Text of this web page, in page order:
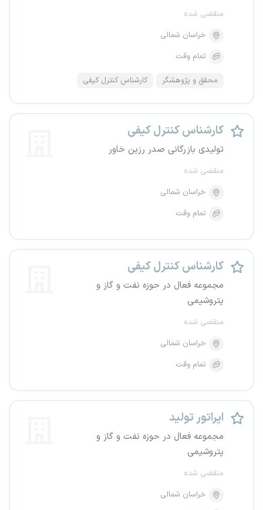
منقضی شده
خراسان شمالی
تمام وقت
محقق و پژوهشگر کارشناس کنترل کیفی
کارشناس کنترل کیفی
تولیدی بازرگانی صدر رزین خاور
منقضی شده
خراسان شمالی
تمام وقت
کارشناس کنترل کیفی
مجموعه فعال در حوزه نفت و گاز و
پتروشیمی
منقضی شده
خراسان شمالی
تمام وقت
اپراتور تولید
مجموعه فعال در حوزه نفت و گاز و
پتروشیمی
منقضی شده
خراسان شمالی